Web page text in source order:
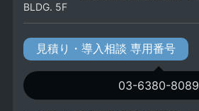
BLDG. 5F
見積り・導入相談 専用番号
03-6380-8089